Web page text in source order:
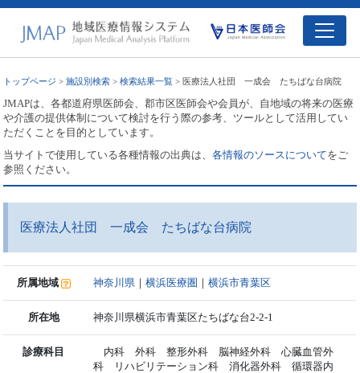
トップページ >施設別検索 >検索結果一覧 > 医療法人社団 一成会 たちばな台病院
JMAPは、各都道府県医師会、郡市区医師会や会員が、自地域の将来の医療
や介護の提供体制について検討を行う際の参考、ツールとして活用してい
ただくことを目的としています。
当サイトで使用している各種情報の出典は、各情報のソースについてをご
参照ください。
医療法人社団 一成会 たちばな台病院
所属地域 神奈川県 ｜横浜医療圏 ｜横浜市青葉区
所在地 神奈川県横浜市青葉区たちばな台2-2-1
診療科目
内科 外科 整形外科 脳神経外科 心臓血管外
科 リハビリテーション科 消化器外科 循環器内